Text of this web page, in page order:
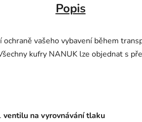
Popis
vašeho vybavení během
kufry NANUK lze objednat s
ventilu na vyrovnávání tlaku